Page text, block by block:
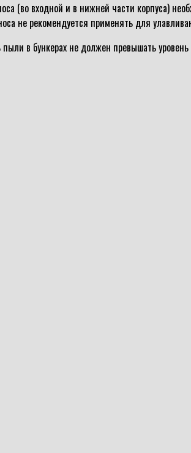
(во входной и в нижней части корпуса)
не рекомендуется применять для
в бункерах не должен превышать уровень